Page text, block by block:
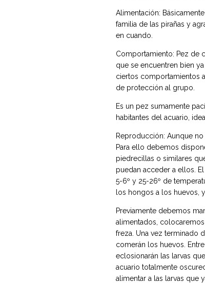
Alimentación:
familia de las pirañas y
en cuando.
Comportamiento: Pez de
que se encuentren bien
ciertos comportamientos
de protección al grupo.
Es un pez sumamente
habitantes del acuario,
Reproducción: Aunque
Para ello debemos
piedrecillas o similares
puedan acceder a ellos.
5-6º y 25-26º de
los hongos a los huevos,
Previamente debemos
alimentados,
freza. Una vez terminado
comerán los huevos.
eclosionarán las larvas
acuario totalmente
alimentar a las larvas que